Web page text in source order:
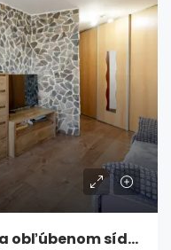
Priestranný 3 izbový byt na obľúbenom sídlisku Západ v Poprade